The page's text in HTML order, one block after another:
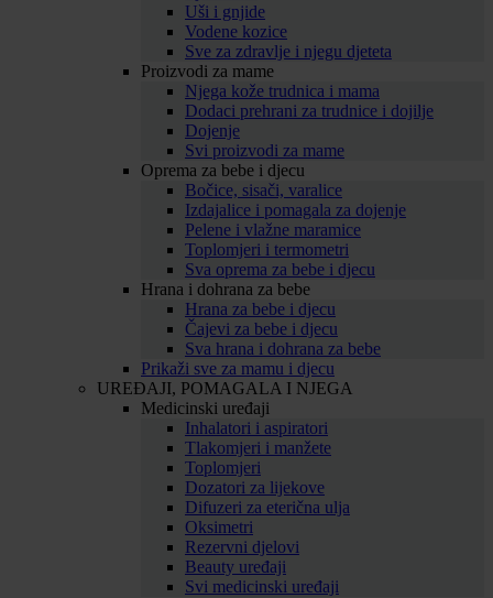
Uši i gnjide
Vodene kozice
Sve za zdravlje i njegu djeteta
Proizvodi za mame
Njega kože trudnica i mama
Dodaci prehrani za trudnice i dojilje
Dojenje
Svi proizvodi za mame
Oprema za bebe i djecu
Bočice, sisači, varalice
Izdajalice i pomagala za dojenje
Pelene i vlažne maramice
Toplomjeri i termometri
Sva oprema za bebe i djecu
Hrana i dohrana za bebe
Hrana za bebe i djecu
Čajevi za bebe i djecu
Sva hrana i dohrana za bebe
Prikaži sve za mamu i djecu
UREĐAJI, POMAGALA I NJEGA
Medicinski uređaji
Inhalatori i aspiratori
Tlakomjeri i manžete
Toplomjeri
Dozatori za lijekove
Difuzeri za eterična ulja
Oksimetri
Rezervni djelovi
Beauty uređaji
Svi medicinski uređaji